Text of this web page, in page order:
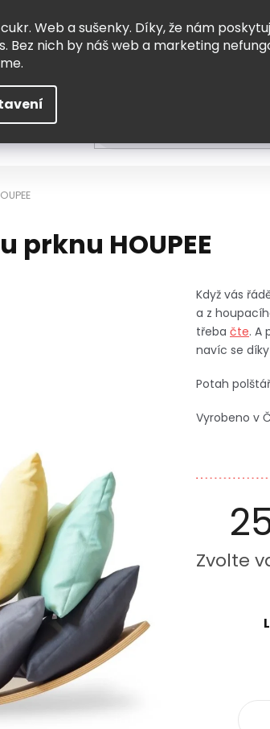
Web a sušenky. Díky, že nám
Bez nich by náš web a marketing
HOUPEE
Měrná
cena:
Zvolte
Když vás
a z
třeba čte. A
navíc se
Potah
Vyrobeno v